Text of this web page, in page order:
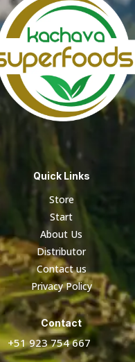
Quick Links
Store
Start
About Us
Distributor
Contact us
Privacy Policy
Contact
+51 923 754 667